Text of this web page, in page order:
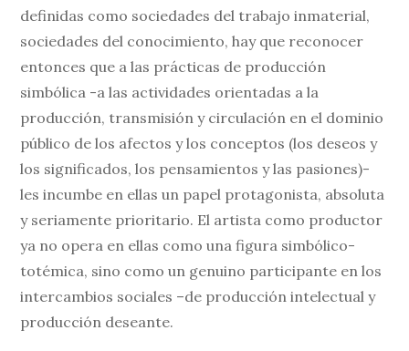
definidas como sociedades del trabajo inmaterial,
sociedades del conocimiento, hay que reconocer
entonces que a las prácticas de producción
simbólica -a las actividades orientadas a la
producción, transmisión y circulación en el dominio
público de los afectos y los conceptos (los deseos y
los significados, los pensamientos y las pasiones)-
les incumbe en ellas un papel protagonista, absoluta
y seriamente prioritario. El artista como productor
ya no opera en ellas como una figura simbólico-
totémica, sino como un genuino participante en los
intercambios sociales –de producción intelectual y
producción deseante.